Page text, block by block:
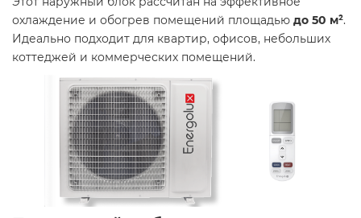
охлаждение и обогрев помещений площадью до 50 м².
Идеально подходит для квартир, офисов, небольших
коттеджей и коммерческих помещений.